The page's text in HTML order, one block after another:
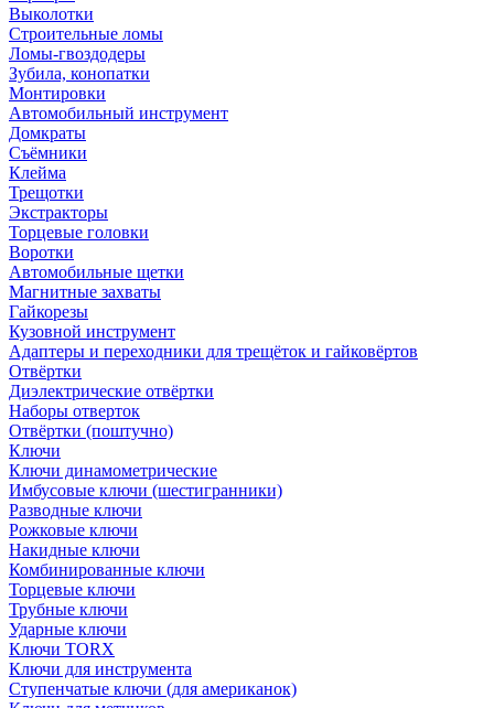
Выколотки
Строительные ломы
Ломы-гвоздодеры
Зубила, конопатки
Монтировки
Автомобильный инструмент
Домкраты
Съёмники
Клейма
Трещотки
Экстракторы
Торцевые головки
Воротки
Автомобильные щетки
Магнитные захваты
Гайкорезы
Кузовной инструмент
Адаптеры и переходники для трещёток и гайковёртов
Отвёртки
Диэлектрические отвёртки
Наборы отверток
Отвёртки (поштучно)
Ключи
Ключи динамометрические
Имбусовые ключи (шестигранники)
Разводные ключи
Рожковые ключи
Накидные ключи
Комбинированные ключи
Торцевые ключи
Трубные ключи
Ударные ключи
Ключи TORX
Ключи для инструмента
Ступенчатые ключи (для американок)